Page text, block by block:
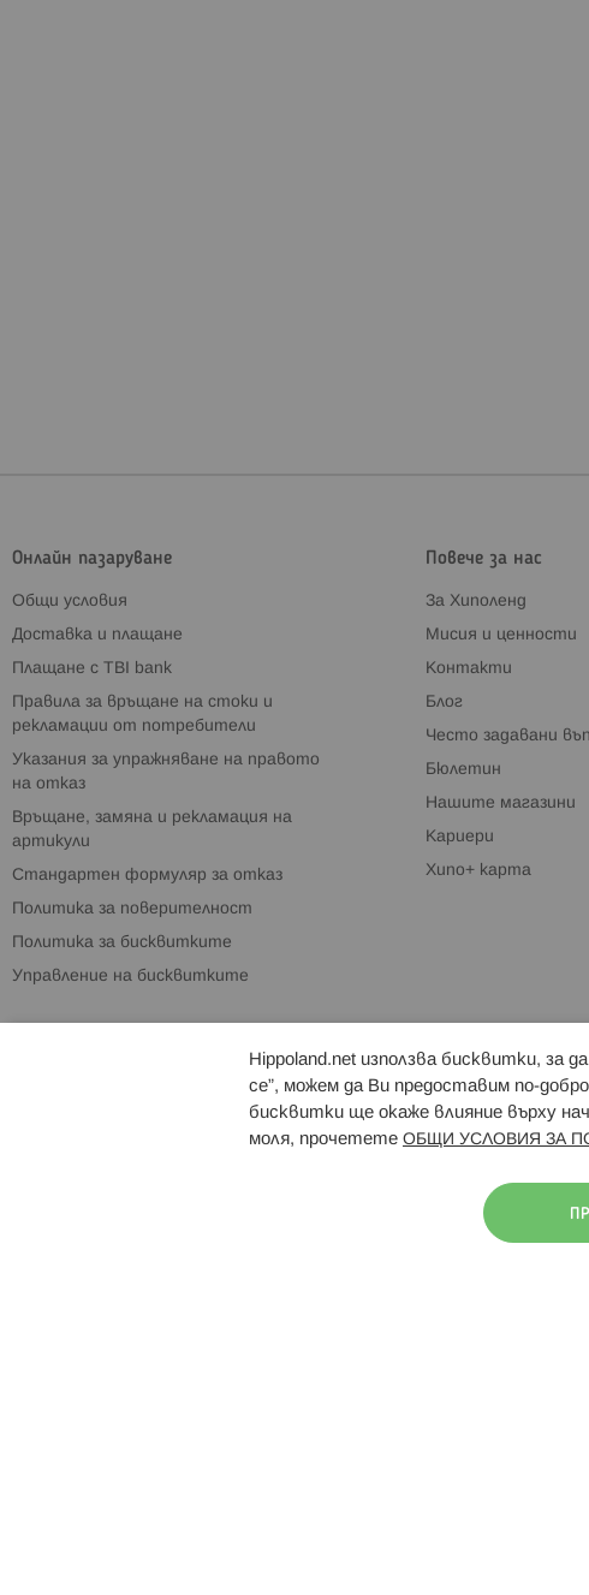
Онлайн пазаруване
Общи условия
Доставка и плащане
Плащане с TBI bank
Правила за връщане на стоки и
рекламации от потребители
Указания за упражняване на правото
на отказ
Връщане, замяна и рекламация на
артикули
Стандартен формуляр за отказ
Политика за поверителност
Политика за бисквитките
Управление на бисквитките
Повече за нас
За Хиполенд
Мисия и ценности
Контакти
Блог
Често задавани
Бюлетин
Нашите магазини
Кариери
Хипо+ карта
Брошури Магазини
Hippoland.net използва бисквитки, за
се”, можем да Ви предоставим по-
бисквитки ще окаже влияние върху
моля, прочетете ОБЩИ УСЛОВИЯ ЗА